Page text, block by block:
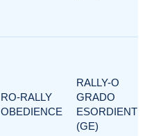
RO-RALLY
OBEDIENCE
RALLY-O
GRADO
ESORDIENTI
(GE)